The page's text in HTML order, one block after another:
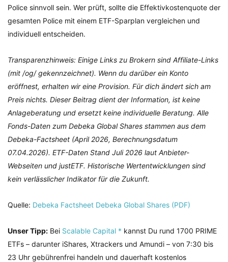
Police sinnvoll sein. Wer prüft, sollte die Effektivkostenquote der
gesamten Police mit einem ETF-Sparplan vergleichen und
individuell entscheiden.
Transparenzhinweis: Einige Links zu Brokern sind Affiliate-Links
(mit /og/ gekennzeichnet). Wenn du darüber ein Konto
eröffnest, erhalten wir eine Provision. Für dich ändert sich am
Preis nichts. Dieser Beitrag dient der Information, ist keine
Anlageberatung und ersetzt keine individuelle Beratung. Alle
Fonds-Daten zum Debeka Global Shares stammen aus dem
Debeka-Factsheet (April 2026, Berechnungsdatum
07.04.2026). ETF-Daten Stand Juli 2026 laut Anbieter-
Webseiten und justETF. Historische Wertentwicklungen sind
kein verlässlicher Indikator für die Zukunft.
Quelle: Debeka Factsheet Debeka Global Shares (PDF)
Unser Tipp: Bei Scalable Capital * kannst Du rund 1700 PRIME
ETFs – darunter iShares, Xtrackers und Amundi – von 7:30 bis
23 Uhr gebührenfrei handeln und dauerhaft kostenlos